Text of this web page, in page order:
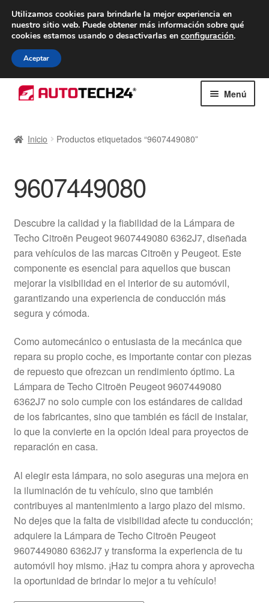
ENTREGA desde 7 EUR
De lunes a viernes de 9 a. m. a 4 p. m.
navegación
al
Menú
Carro
Contacto
Envío al mundo entero
Mi cuenta
Pagos
Política de privacidad
Procedimiento de Reclamación
Queja
Sobre nosotros
Términos y Condiciones
Transporte
Inicio Productos etiquetados “9607449080”
9607449080
Descubre la calidad y la fiabilidad de la Lámpara de
Techo Citroën Peugeot 9607449080 6362J7, diseñada
para vehículos de las marcas Citroën y Peugeot. Este
componente es esencial para aquellos que buscan
mejorar la visibilidad en el interior de su automóvil,
garantizando una experiencia de conducción más
segura y cómoda.
Como automecánico o entusiasta de la mecánica que
repara su propio coche, es importante contar con piezas
de repuesto que ofrezcan un rendimiento óptimo. La
Lámpara de Techo Citroën Peugeot 9607449080
6362J7 no solo cumple con los estándares de calidad
de los fabricantes, sino que también es fácil de instalar,
lo que la convierte en la opción ideal para proyectos de
reparación en casa.
Al elegir esta lámpara, no solo aseguras una mejora en
la iluminación de tu vehículo, sino que también
contribuyes al mantenimiento a largo plazo del mismo.
No dejes que la falta de visibilidad afecte tu conducción;
adquiere la Lámpara de Techo Citroën Peugeot
9607449080 6362J7 y transforma la experiencia de tu
automóvil hoy mismo. ¡Haz tu compra ahora y aprovecha
la oportunidad de brindar lo mejor a tu vehículo!
Utilizamos cookies para brindarle la mejor experiencia en
nuestro sitio web. Puede obtener más información sobre qué
cookies estamos usando o desactivarlas en configuración.
Aceptar